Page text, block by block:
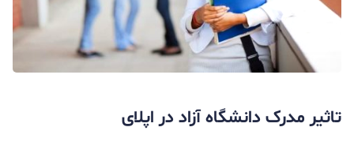
تاثیر مدرک دانشگاه آزاد در اپلای